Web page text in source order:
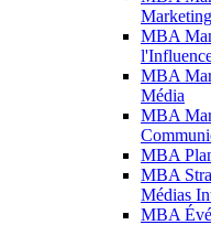
Marketing
MBA
MBA
Média
MBA
MBA
MBA
Médias
MBA